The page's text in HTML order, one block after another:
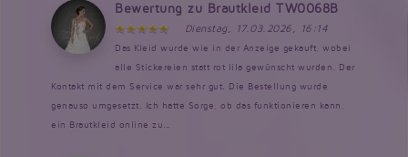
Bewertung zu Brautkleid TW0068B
Dienstag, 17.03.2026, 16:14
Das Kleid wurde wie in der Anzeige gekauft, wobei
alle Stickereien statt rot lila gewünscht wurden. Der
Kontakt mit dem Service war sehr gut. Die Bestellung wurde
genauso umgesetzt. Ich hatte Sorge, ob das funktionieren kann,
ein Brautkleid online zu...